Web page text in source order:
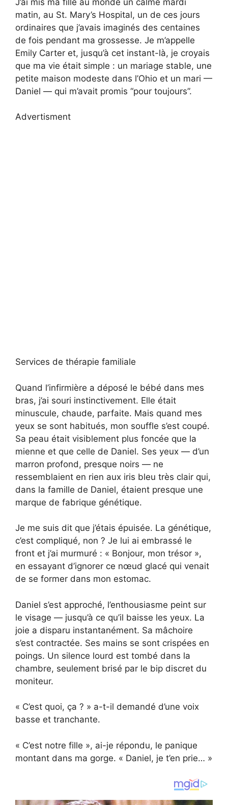
matin, au St. Mary’s Hospital, un de ces jours
ordinaires que j’avais imaginés des centaines
de fois pendant ma grossesse. Je m’appelle
Emily Carter et, jusqu’à cet instant-là, je croyais
que ma vie était simple : un mariage stable, une
petite maison modeste dans l’Ohio et un mari —
Daniel — qui m’avait promis “pour toujours”.
Advertisment
Services de thérapie familiale
Quand l’infirmière a déposé le bébé dans mes
bras, j’ai souri instinctivement. Elle était
minuscule, chaude, parfaite. Mais quand mes
yeux se sont habitués, mon souffle s’est coupé.
Sa peau était visiblement plus foncée que la
mienne et que celle de Daniel. Ses yeux — d’un
marron profond, presque noirs — ne
ressemblaient en rien aux iris bleu très clair qui,
dans la famille de Daniel, étaient presque une
marque de fabrique génétique.
Je me suis dit que j’étais épuisée. La génétique,
c’est compliqué, non ? Je lui ai embrassé le
front et j’ai murmuré : « Bonjour, mon trésor »,
en essayant d’ignorer ce nœud glacé qui venait
de se former dans mon estomac.
Daniel s’est approché, l’enthousiasme peint sur
le visage — jusqu’à ce qu’il baisse les yeux. La
joie a disparu instantanément. Sa mâchoire
s’est contractée. Ses mains se sont crispées en
poings. Un silence lourd est tombé dans la
chambre, seulement brisé par le bip discret du
moniteur.
« C’est quoi, ça ? » a-t-il demandé d’une voix
basse et tranchante.
« C’est notre fille », ai-je répondu, le panique
montant dans ma gorge. « Daniel, je t’en prie… »